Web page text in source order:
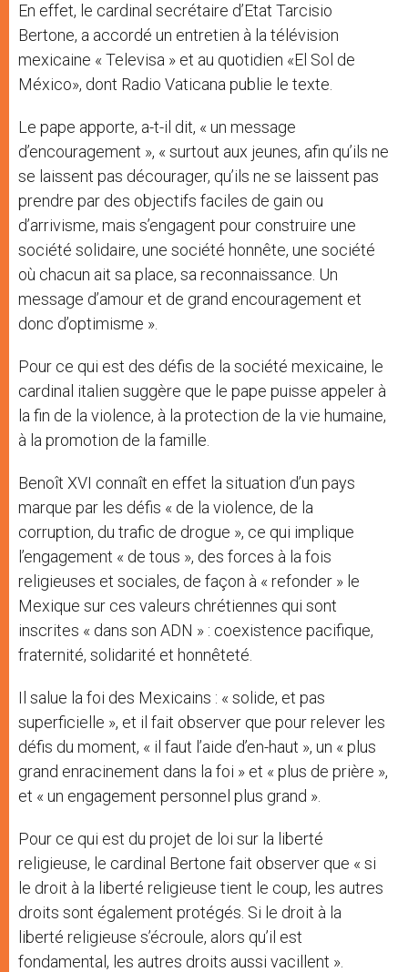
En effet, le cardinal secrétaire d’Etat Tarcisio
Bertone, a accordé un entretien à la télévision
mexicaine « Televisa » et au quotidien «El Sol de
México», dont Radio Vaticana publie le texte.
Le pape apporte, a-t-il dit, « un message
d’encouragement », « surtout aux jeunes, afin qu’ils ne
se laissent pas décourager, qu’ils ne se laissent pas
prendre par des objectifs faciles de gain ou
d’arrivisme, mais s’engagent pour construire une
société solidaire, une société honnête, une société
où chacun ait sa place, sa reconnaissance. Un
message d’amour et de grand encouragement et
donc d’optimisme ».
Pour ce qui est des défis de la société mexicaine, le
cardinal italien suggère que le pape puisse appeler à
la fin de la violence, à la protection de la vie humaine,
à la promotion de la famille.
Benoît XVI connaît en effet la situation d’un pays
marque par les défis « de la violence, de la
corruption, du trafic de drogue », ce qui implique
l’engagement « de tous », des forces à la fois
religieuses et sociales, de façon à « refonder » le
Mexique sur ces valeurs chrétiennes qui sont
inscrites « dans son ADN » : coexistence pacifique,
fraternité, solidarité et honnêteté.
Il salue la foi des Mexicains : « solide, et pas
superficielle », et il fait observer que pour relever les
défis du moment, « il faut l’aide d’en-haut », un « plus
grand enracinement dans la foi » et « plus de prière »,
et « un engagement personnel plus grand ».
Pour ce qui est du projet de loi sur la liberté
religieuse, le cardinal Bertone fait observer que « si
le droit à la liberté religieuse tient le coup, les autres
droits sont également protégés. Si le droit à la
liberté religieuse s’écroule, alors qu’il est
fondamental, les autres droits aussi vacillent ».